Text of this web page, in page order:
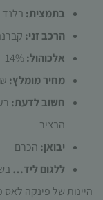
בתמצית:בלנד
הרכב זני:
אלכוהול:
מחיר מומלץ:
חשוב לדעת:
הבציר
יבואן: הכרם
ללגום ליד…
היינות של פינקה